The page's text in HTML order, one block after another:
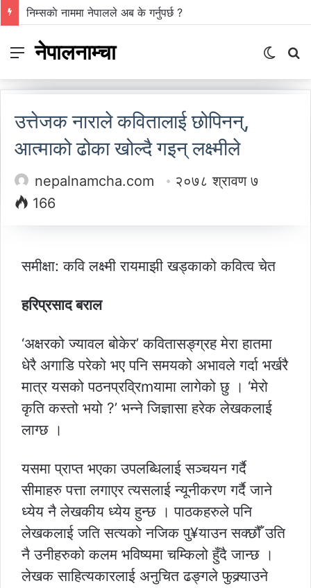
निम्सकाे नाममा नेपालले अब के गर्नुपर्छ ?
Menu
नेपालनाम्चा
Switch
उत्तेजक नाराले कवितालाई छोपिनन्,
आत्माको ढोका खोल्दै गइन् लक्ष्मीले
nepalnamcha.com
२०७८ श्रावण ७
166
समीक्षा: कवि लक्ष्मी रायमाझी खड्काको कवित्व चेत
हरिप्रसाद बराल
‘अक्षरको ज्यावल बोकेर’ कवितासङ्ग्रह मेरा हातमा
धेरै अगाडि परेको भए पनि समयको अभावले गर्दा भर्खरै
मात्र यसको पठनप्रव्रिmयामा लागेको छु । ‘मेरो
कृति कस्तो भयो ?’ भन्ने जिज्ञासा हरेक लेखकलाई
लाग्छ ।
यसमा प्राप्त भएका उपलब्धिलाई सञ्चयन गर्दै
सीमाहरु पत्ता लगाएर त्यसलाई न्यूनीकरण गर्दै जाने
ध्येय नै लेखकीय ध्येय हुन्छ । पाठकहरुले पनि
लेखकलाई जति सत्यको नजिक पु¥याउन सक्छौँ उति
नै उनीहरुको कलम भविष्यमा चम्किलो हुँदै जान्छ ।
लेखक साहित्यकारलाई अनुचित ढङ्गले फुक्र्याउने